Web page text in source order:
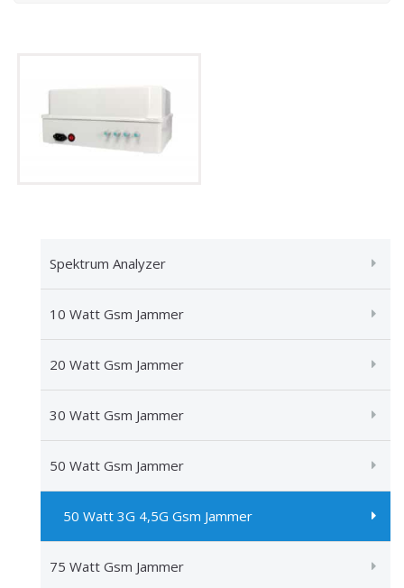
Spektrum Analyzer
10 Watt Gsm Jammer
20 Watt Gsm Jammer
30 Watt Gsm Jammer
50 Watt Gsm Jammer
50 Watt 3G 4,5G Gsm Jammer
75 Watt Gsm Jammer